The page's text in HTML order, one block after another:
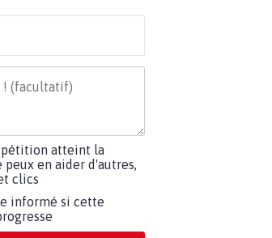
atteint la
en aider d'autres,
clics
informé si cette